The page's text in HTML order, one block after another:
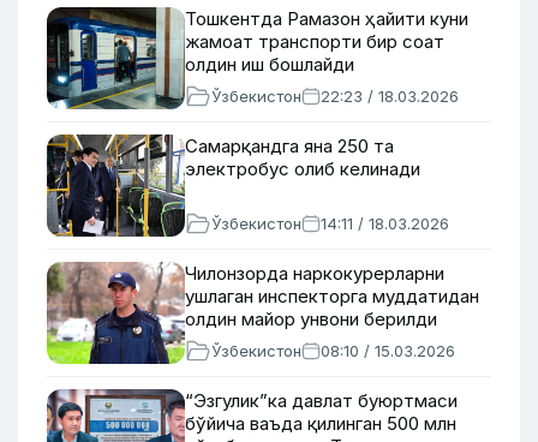
Тошкентда Рамазон ҳайити куни
жамоат транспорти бир соат
олдин иш бошлайди
Ўзбекистон 22:23 / 18.03.2026
Самарқандга яна 250 та
электробус олиб келинади
Ўзбекистон 14:11 / 18.03.2026
Чилонзорда наркокурерларни
ушлаган инспекторга муддатидан
олдин майор унвони берилди
Ўзбекистон 08:10 / 15.03.2026
“Эзгулик”ка давлат буюртмаси
бўйича ваъда қилинган 500 млн